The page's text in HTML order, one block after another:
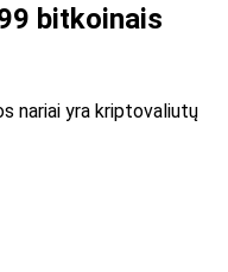
bitkoinais
nariai yra kriptovaliutų